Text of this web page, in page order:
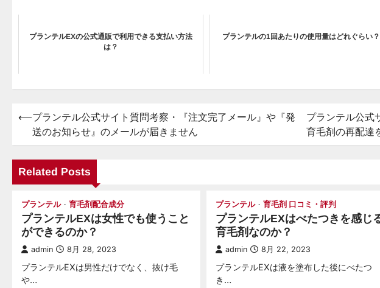
プランテルEXの公式通販で利用できる支払い方法
は？
プランテルの1回あたりの使用量はどれぐらい？
投
ナ
ビ
ー
シ
ョ
ン
⟵プランテル公式サイト質問考察・『注文完了メール』や『発
送のお知らせ』のメールが届きません
プランテル公式
育毛剤の再配達
Related Posts
プランテル 育毛剤配合成分
プランテルEXは女性でも使うこと
ができるのか？
admin 8月 28, 2023
プランテルEXは男性だけでなく、抜け毛
や…
プランテル 育毛剤 口コミ・評判
プランテルEXはべたつきを感じ
育毛剤なのか？
admin 8月 22, 2023
プランテルEXは液を塗布した後にべたつ
き…